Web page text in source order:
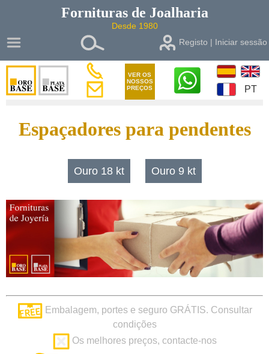
Fornituras de Joalharia
Desde 1980
Registo | Iniciar sessão
VER OS
NOSSOS
PREÇOS
PT
Espaçadores para pendentes
Ouro 18 kt Ouro 9 kt
Embalagem, portes e seguro GRÁTIS. Consultar
condições
Os melhores preços, contacte-nos